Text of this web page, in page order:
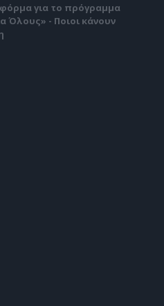
για το πρόγραμμα
Όλους» - Ποιοι κάνουν